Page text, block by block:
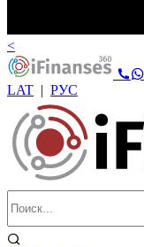
<
LAT | РУС